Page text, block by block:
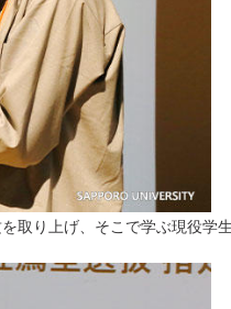
り上げ、そこで学ぶ現役学